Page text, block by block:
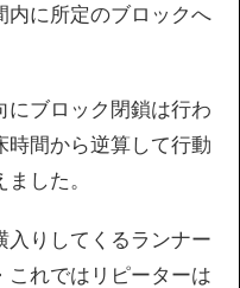
内に所定のブロックへ
にブロック閉鎖は行わ
時間から逆算して行動
した。
入りしてくるランナー
これではリピーターは